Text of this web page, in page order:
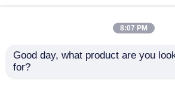
Casos
Batería recargable de
8:07 PM
Good day, what product are you
for?